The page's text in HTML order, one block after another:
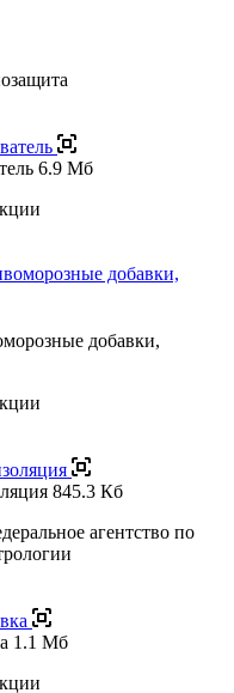
6.9 Мб
добавки,
845.3 Кб
агентство по
1.1 Мб